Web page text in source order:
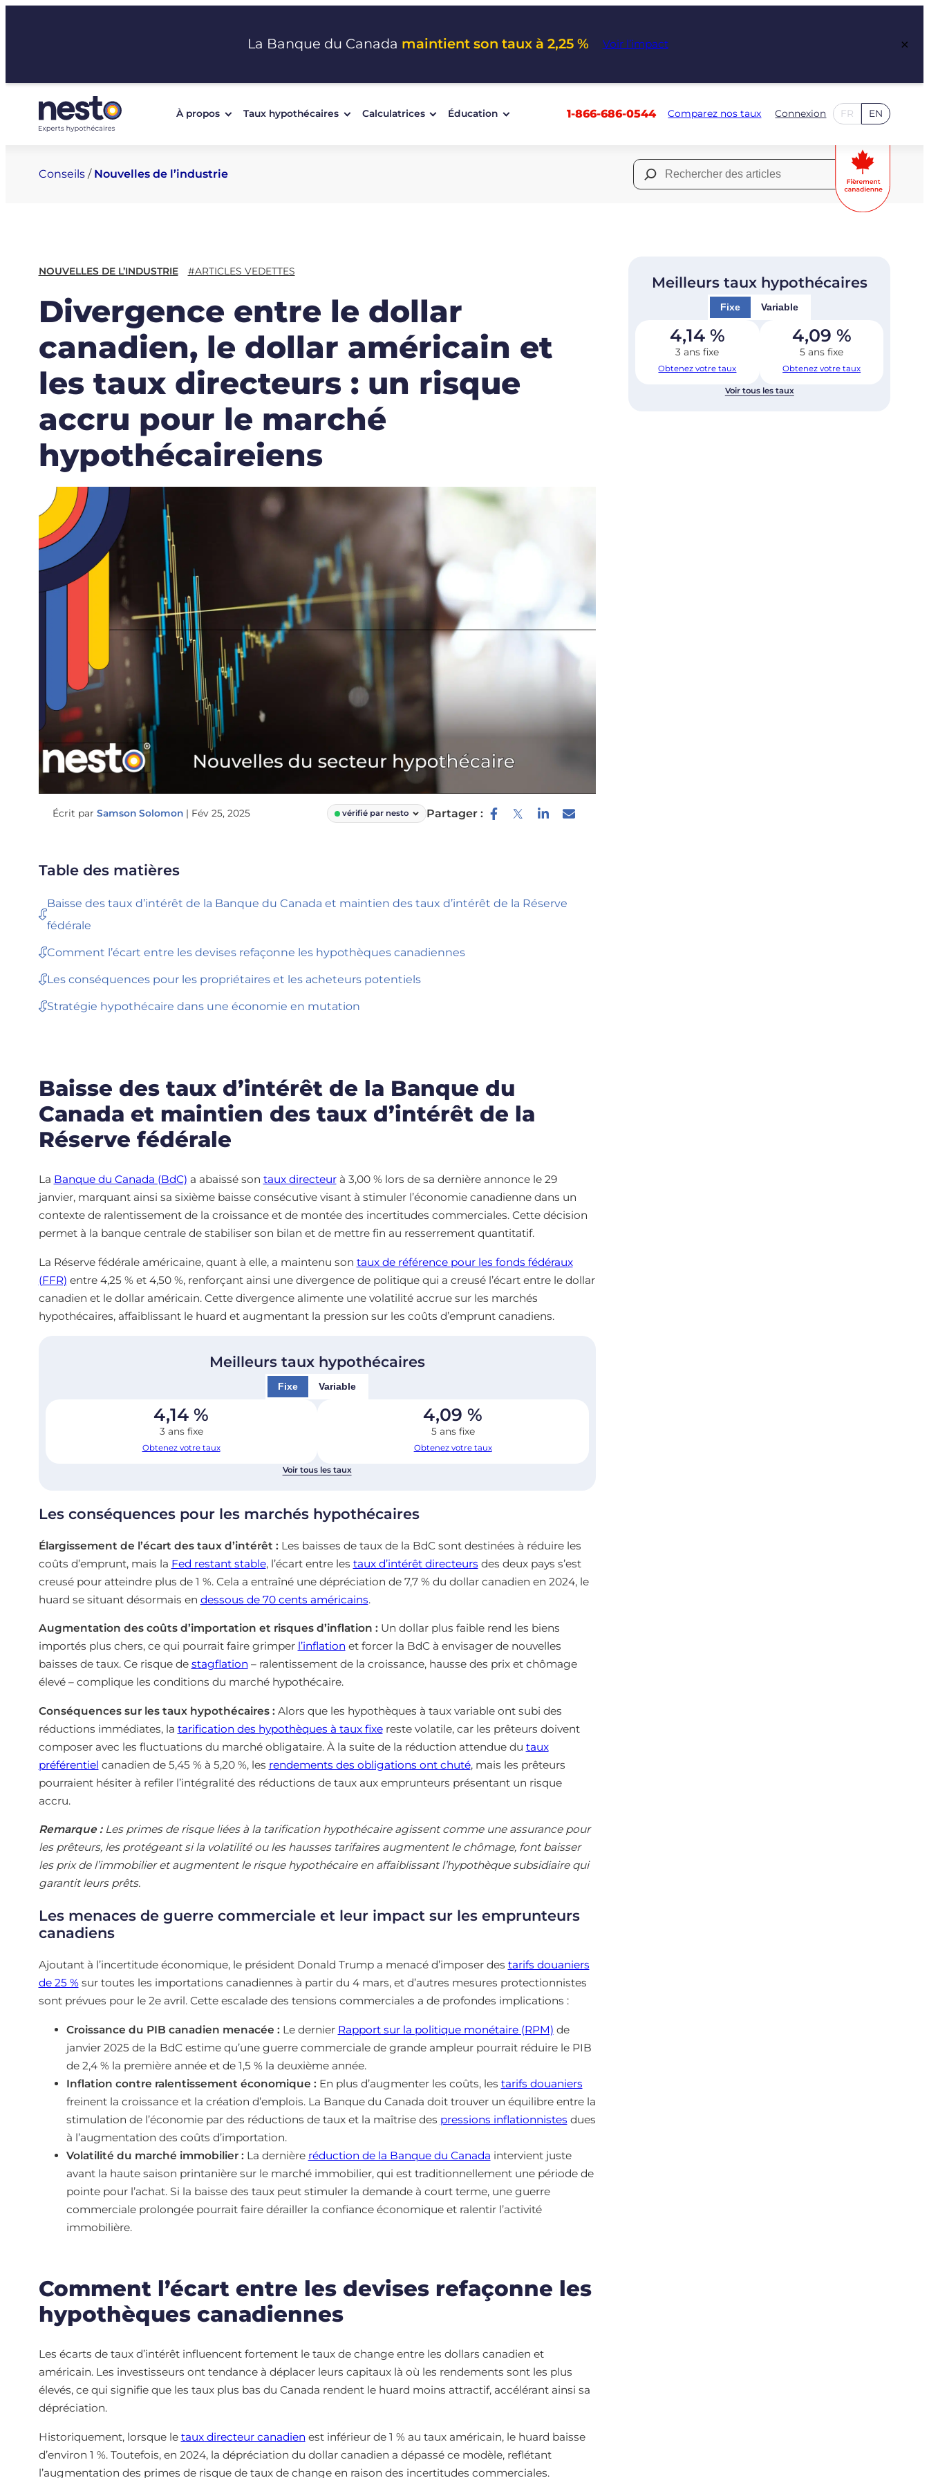
La Banque du Canada maintient son taux à 2,25 % Voir l’impact ×
À propos Taux hypothécaires Calculatrices Éducation 1-866-686-0544 Comparez nos taux Connexion FR EN
Conseils/ Nouvelles de l’industrie Rechercher :
NOUVELLES DE L’INDUSTRIE #ARTICLES VEDETTES
Divergence entre le dollar
canadien, le dollar américain et
les taux directeurs : un risque
accru pour le marché
hypothécaireiens
Écrit par Samson Solomon | Fév 25, 2025 vérifié par nesto Partager :
Table des matières
Baisse des taux d’intérêt de la Banque du Canada et maintien des taux d’intérêt de la Réserve
fédérale
Comment l’écart entre les devises refaçonne les hypothèques canadiennes
Les conséquences pour les propriétaires et les acheteurs potentiels
Stratégie hypothécaire dans une économie en mutation
Baisse des taux d’intérêt de la Banque du
Canada et maintien des taux d’intérêt de la
Réserve fédérale
La Banque du Canada (BdC) a abaissé son taux directeurà 3,00 % lors de sa dernière annonce le 29
janvier, marquant ainsi sa sixième baisse consécutive visant à stimuler l’économie canadienne dans un
contexte de ralentissement de la croissance et de montée des incertitudes commerciales. Cette décision
permet à la banque centrale de stabiliser son bilan et de mettre fin au resserrement quantitatif.
La Réserve fédérale américaine, quant à elle, a maintenu son taux de référence pour les fonds fédéraux
(FFR) entre 4,25 % et 4,50 %, renforçant ainsi une divergence de politique qui a creusé l’écart entre le dollar
canadien et le dollar américain. Cette divergence alimente une volatilité accrue sur les marchés
hypothécaires, affaiblissant le huard et augmentant la pression sur les coûts d’emprunt canadiens.
Meilleurs taux hypothécaires
Fixe Variable
4,14 %
3 ans fixe
Obtenez votre taux
4,09 %
5 ans fixe
Obtenez votre taux
Voir tous les taux
Les conséquences pour les marchés hypothécaires
Élargissement de l’écart des taux d’intérêt : Les baisses de taux de la BdC sont destinées à réduire les
coûts d’emprunt, mais la Fed restant stable, l’écart entre les taux d’intérêt directeurs des deux pays s’est
creusé pour atteindre plus de 1 %. Cela a entraîné une dépréciation de 7,7 % du dollar canadien en 2024, le
huard se situant désormais en dessous de 70 cents américains.
Augmentation des coûts d’importation et risques d’inflation : Un dollar plus faible rend les biens
importés plus chers, ce qui pourrait faire grimper l’inflation et forcer la BdC à envisager de nouvelles
baisses de taux. Ce risque de stagflation – ralentissement de la croissance, hausse des prix et chômage
élevé – complique les conditions du marché hypothécaire.
Conséquences sur les taux hypothécaires : Alors que les hypothèques à taux variable ont subi des
réductions immédiates, la tarification des hypothèques à taux fixereste volatile, car les prêteurs doivent
composer avec les fluctuations du marché obligataire. À la suite de la réduction attendue du taux
préférentiel canadien de 5,45 % à 5,20 %, les rendements des obligations ont chuté, mais les prêteurs
pourraient hésiter à refiler l’intégralité des réductions de taux aux emprunteurs présentant un risque
accru.
Remarque :Les primes de risque liées à la tarification hypothécaire agissent comme une assurance pour
les prêteurs, les protégeant si la volatilité ou les hausses tarifaires augmentent le chômage, font baisser
les prix de l’immobilier et augmentent le risque hypothécaire en affaiblissant l’hypothèque subsidiaire qui
garantit leurs prêts.
Les menaces de guerre commerciale et leur impact sur les emprunteurs
canadiens
Ajoutant à l’incertitude économique, le président Donald Trump a menacé d’imposer des tarifs douaniers
de 25 %sur toutes les importations canadiennes à partir du 4 mars, et d’autres mesures protectionnistes
sont prévues pour le 2e avril. Cette escalade des tensions commerciales a de profondes implications :
Croissance du PIB canadien menacée : Le dernier Rapport sur la politique monétaire (RPM) de
janvier 2025 de la BdC estime qu’une guerre commerciale de grande ampleur pourrait réduire le PIB
de 2,4 % la première année et de 1,5 % la deuxième année.
Inflation contre ralentissement économique : En plus d’augmenter les coûts, les tarifs douaniers
freinent la croissance et la création d’emplois. La Banque du Canada doit trouver un équilibre entre la
stimulation de l’économie par des réductions de taux et la maîtrise des pressions inflationnistes dues
à l’augmentation des coûts d’importation.
Volatilité du marché immobilier : La dernière réduction de la Banque du Canada intervient juste
avant la haute saison printanière sur le marché immobilier, qui est traditionnellement une période de
pointe pour l’achat. Si la baisse des taux peut stimuler la demande à court terme, une guerre
commerciale prolongée pourrait faire dérailler la confiance économique et ralentir l’activité
immobilière.
Comment l’écart entre les devises refaçonne les
hypothèques canadiennes
Les écarts de taux d’intérêt influencent fortement le taux de change entre les dollars canadien et
américain. Les investisseurs ont tendance à déplacer leurs capitaux là où les rendements sont les plus
élevés, ce qui signifie que les taux plus bas du Canada rendent le huard moins attractif, accélérant ainsi sa
dépréciation.
Historiquement, lorsque le taux directeur canadien est inférieur de 1 % au taux américain, le huard baisse
d’environ 1 %. Toutefois, en 2024, la dépréciation du dollar canadien a dépassé ce modèle, reflétant
l’augmentation des primes de risque de taux de change en raison des incertitudes commerciales.
Meilleurs taux hypothécaires
Fixe Variable
4,14 %
3 ans fixe
Obtenez votre taux
4,09 %
5 ans fixe
Obtenez votre taux
Voir tous les taux